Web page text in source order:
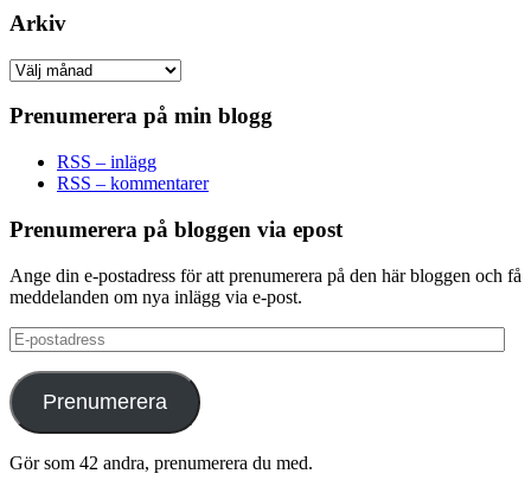
Arkiv
Arkiv
Prenumerera på min blogg
RSS – inlägg
RSS – kommentarer
Prenumerera på bloggen via epost
Ange din e-postadress för att prenumerera på den här bloggen och få
meddelanden om nya inlägg via e-post.
E-
postadress
Prenumerera
Gör som 42 andra, prenumerera du med.